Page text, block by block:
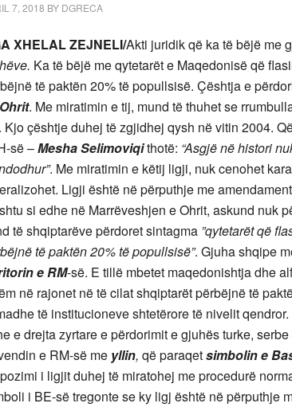
7, 2018 BY DGRECA
XHELAL ZEJNELI/Akti juridik që ka të bëjë me
Ka të bëjë me qytetarët e Maqedonisë që
të paktën 20% të popullsisë. Çështja e
. Me miratimin e tij, mund të thuhet se
Kjo çështje duhej të zgjidhej qysh në vitin 2004.
së –Mesha Selimoviqithotë: “Asgjë në histori
. Me miratimin e këtij ligji, nuk cenohet
Ligji është në përputhje me
si edhe në Marrëveshjen e Ohrit, askund nuk
të shqiptarëve përdoret sintagma ”qytetarët që
të paktën 20% të popullsisë”. Gjuha shqipe
e RM-së. E tillë mbetet maqedonishtja dhe
në rajonet në të cilat shqiptarët përbëjnë të
të institucioneve shtetërore të nivelit
e drejta zyrtare e përdorimit e gjuhës turke,
e RM-së me yllin, që paraqetsimbolin e
i ligjit duhej të miratohej me procedurë
i BE-së tregonte se ky ligj është në përputhje